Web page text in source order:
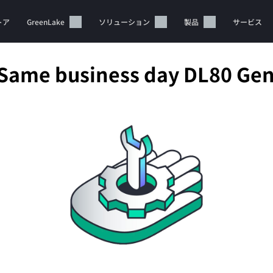
ア GreenLake ソリューション 製品 サービス
カートは空です
HPEストアで商品を検索、構成、注文できます。
今すぐ購入
business day DL80